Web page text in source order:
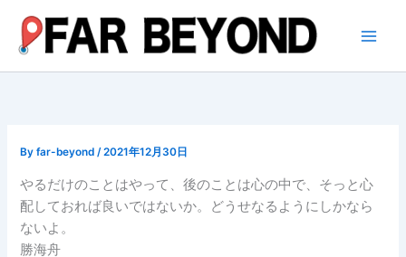
ス
Byfar-beyond/2021年12月30日
やるだけのことはやって、後のことは心の中で、そっと心
配しておれば良いではないか。どうせなるようにしかなら
ないよ。
勝海舟